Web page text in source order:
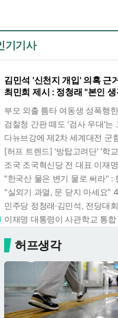
기기사
김민석 '신천지 개입' 의혹 근
최민희 제시 : 정청래 "본인
허프생각